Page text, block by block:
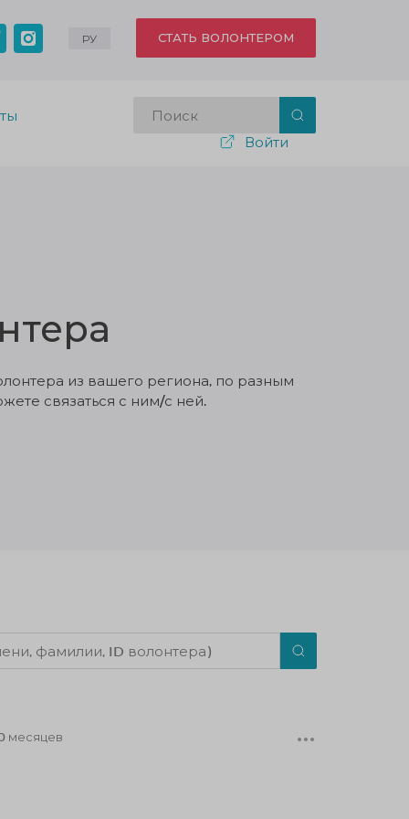
РУ СТАТЬ ВОЛОНТЕРОМ
Войти
из вашего региона, по разным
связаться с ним/с ней.
месяцев